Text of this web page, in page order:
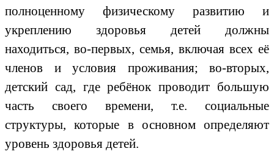
полноценному физическому развитию и
укреплению здоровья детей должны
находиться, во-первых, семья, включая всех её
членов и условия проживания; во-вторых,
детский сад, где ребёнок проводит большую
часть своего времени, т.е. социальные
структуры, которые в основном определяют
уровень здоровья детей.